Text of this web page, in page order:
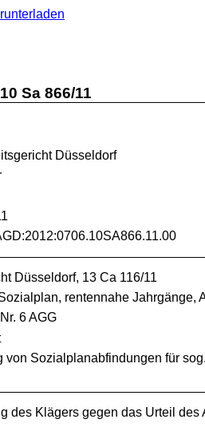
Sa 866/11
Düsseldorf
Düsseldorf, 13 Ca 116/11
rentennahe Jahrgänge,
6 AGG
von Sozialplanabfindungen für
des Klägers gegen das Urteil